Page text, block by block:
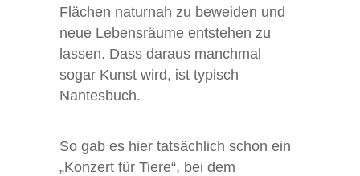
Flächen naturnah zu beweiden und
neue Lebensräume entstehen zu
lassen. Dass daraus manchmal
sogar Kunst wird, ist typisch
Nantesbuch.
So gab es hier tatsächlich schon ein
„Konzert für Tiere“, bei dem